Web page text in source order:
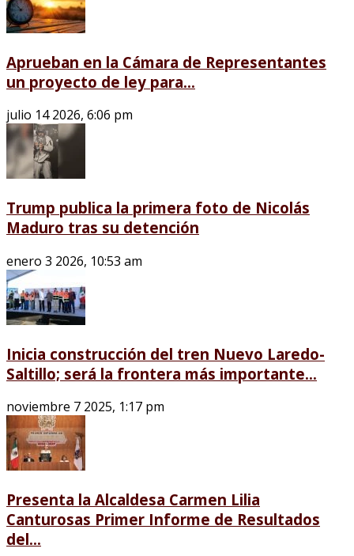
Aprueban en la Cámara de Representantes
un proyecto de ley para...
julio 14 2026, 6:06 pm
Trump publica la primera foto de Nicolás
Maduro tras su detención
enero 3 2026, 10:53 am
Inicia construcción del tren Nuevo Laredo-
Saltillo; será la frontera más importante...
noviembre 7 2025, 1:17 pm
Presenta la Alcaldesa Carmen Lilia
Canturosas Primer Informe de Resultados
del...